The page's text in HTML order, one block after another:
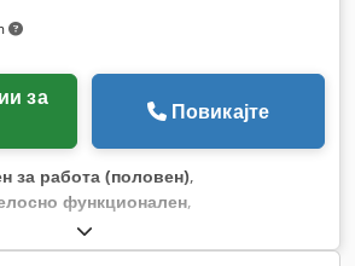
Повикајте
за работа (половен),
функционален,